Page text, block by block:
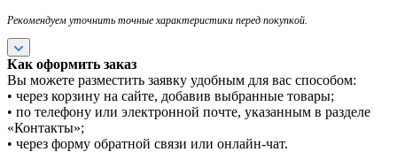
Рекомендуем уточнить точные характеристики перед покупкой.
Как оформить заказ
Вы можете разместить заявку удобным для вас способом:
• через корзину на сайте, добавив выбранные товары;
• по телефону или электронной почте, указанным в разделе
«Контакты»;
• через форму обратной связи или онлайн-чат.